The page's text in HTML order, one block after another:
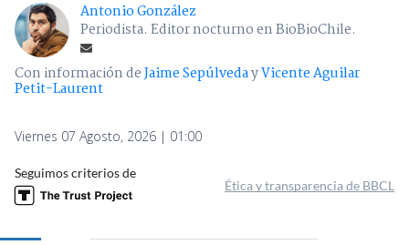
Antonio González
Periodista. Editor nocturno en BioBioChile.
Con información deJaime SepúlvedayVicente Aguilar
Petit-Laurent
Viernes 07 Agosto, 2026 | 01:00
Seguimos criterios de
Ética y transparencia de BBCL